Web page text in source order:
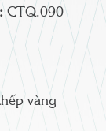
CTQ.090
vàng